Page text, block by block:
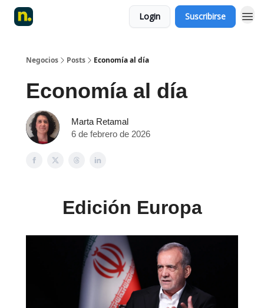
Login Suscribirse
Negocios Posts Economía al día
Economía al día
Marta Retamal
6 de febrero de 2026
Edición Europa